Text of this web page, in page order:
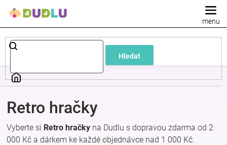
Hledat
Dětské
a
Retro hračky
Vyberte si Retro hračky na Dudlu s dopravou zdarma od 2
000 Kč a dárkem ke každé objednávce nad 1 000 Kč.